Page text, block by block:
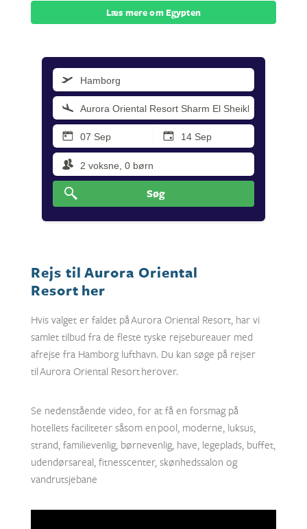
Læs mere om Egypten
Søg
Rejs til Aurora Oriental
Resort her
Hvis valget er faldet på Aurora Oriental Resort, har vi
samlet tilbud fra de fleste tyske rejsebureauer med
afrejse fra Hamborg lufthavn. Du kan søge på rejser
til Aurora Oriental Resort herover.
Se nedenstående video, for at få en forsmag på
hotellets faciliteter såsom en pool, moderne, luksus,
strand, familievenlig, børnevenlig, have, legeplads, buffet,
udendørsareal, fitnesscenter, skønhedssalon og
vandrutsjebane